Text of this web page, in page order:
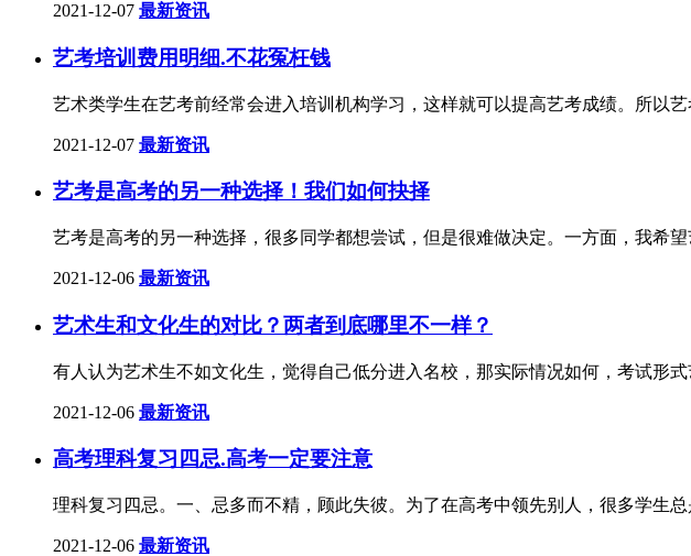
2021-12-07 最新资讯
艺考培训费用明细.不花冤枉钱
艺术类学生在艺考前经常会进入培训机构学习，这样就可以提高艺考成绩。所以
2021-12-07 最新资讯
艺考是高考的另一种选择！我们如何抉择
艺考是高考的另一种选择，很多同学都想尝试，但是很难做决定。一方面，我希
2021-12-06 最新资讯
艺术生和文化生的对比？两者到底哪里不一样？
有人认为艺术生不如文化生，觉得自己低分进入名校，那实际情况如何，考试形
2021-12-06 最新资讯
高考理科复习四忌.高考一定要注意
理科复习四忌。一、忌多而不精，顾此失彼。为了在高考中领先别人，很多学生
2021-12-06 最新资讯